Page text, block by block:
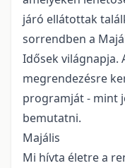
járó ellátottak
sorrendben a
Idősek világnapja.
megrendezésre
programját - mint
bemutatni.
Majális
Mi hívta életre a